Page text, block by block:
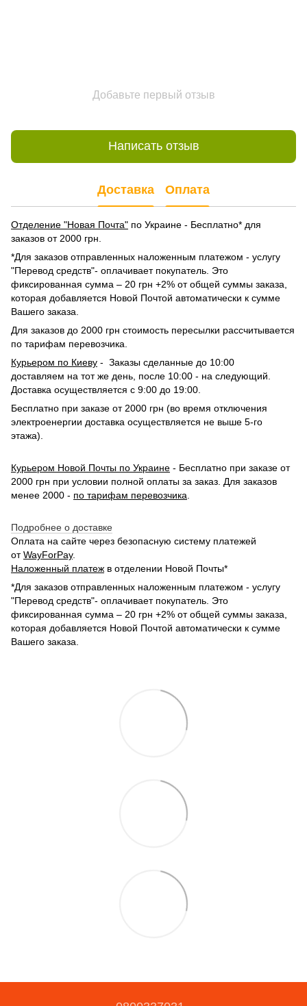
Добавьте первый отзыв
Написать отзыв
Доставка Оплата
Отделение "Новая Почта" по Украине - Бесплатно* для
заказов от 2000 грн.
*Для заказов отправленных наложенным платежом - услугу
"Перевод средств"- оплачивает покупатель. Это
фиксированная сумма – 20 грн +2% от общей суммы заказа,
которая добавляется Новой Почтой автоматически к сумме
Вашего заказа.
Для заказов до 2000 грн стоимость пересылки рассчитывается
по тарифам перевозчика.
Курьером по Киеву - Заказы сделанные до 10:00
доставляем на тот же день, после 10:00 - на следующий.
Доставка осуществляется с 9:00 до 19:00.
Бесплатно при заказе от 2000 грн (во время отключения
электроенергии доставка осуществляется не выше 5-го
этажа).
Курьером Новой Почты по Украине - Бесплатно при заказе от
2000 грн при условии полной оплаты за заказ. Для заказов
менее 2000 - по тарифам перевозчика
Подробнее о доставке
Оплата на сайте через безопасную систему платежей
отWayForPay.
Наложенный платеж в отделении Новой Почты*
*Для заказов отправленных наложенным платежом - услугу
"Перевод средств"- оплачивает покупатель. Это
фиксированная сумма – 20 грн +2% от общей суммы заказа,
которая добавляется Новой Почтой автоматически к сумме
Вашего заказа.